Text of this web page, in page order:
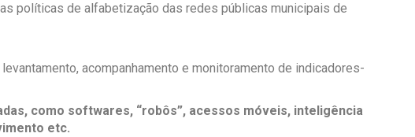
políticas de alfabetização das redes públicas municipais de
acompanhamento e monitoramento de indicadores-
como softwares, “robôs”, acessos móveis, inteligência
etc.